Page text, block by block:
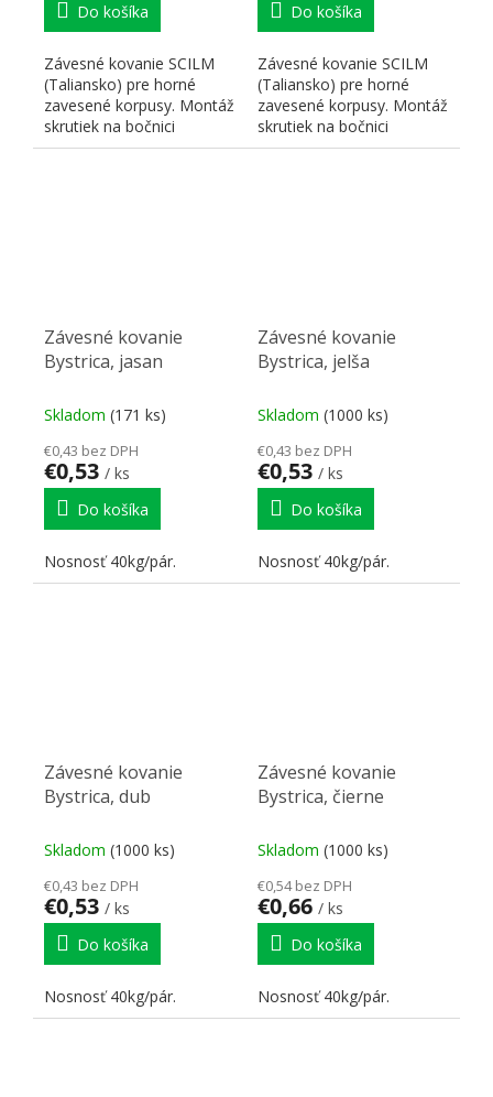
Do košíka
Závesné kovanie SCILM
(Taliansko) pre horné
zavesené korpusy. Montáž
skrutiek na bočnici
korpusu. Nosnosť 70
Do košíka
Závesné kovanie SCILM
(Taliansko) pre horné
zavesené korpusy. Montáž
skrutiek na bočnici
korpusu. Nosnosť 70
Závesné kovanie
Bystrica, jasan
Skladom (171 ks)
€0,43 bez DPH
€0,53 / ks
Do košíka
Nosnosť 40kg/pár.
Závesné kovanie
Bystrica, jelša
Skladom (1000 ks)
€0,43 bez DPH
€0,53 / ks
Do košíka
Nosnosť 40kg/pár.
Závesné kovanie
Bystrica, dub
Skladom (1000 ks)
€0,43 bez DPH
€0,53 / ks
Do košíka
Nosnosť 40kg/pár.
Závesné kovanie
Bystrica, čierne
Skladom (1000 ks)
€0,54 bez DPH
€0,66 / ks
Do košíka
Nosnosť 40kg/pár.